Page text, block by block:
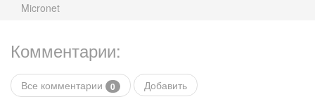
Micronet
Комментарии:
Все комментарии 0 Добавить